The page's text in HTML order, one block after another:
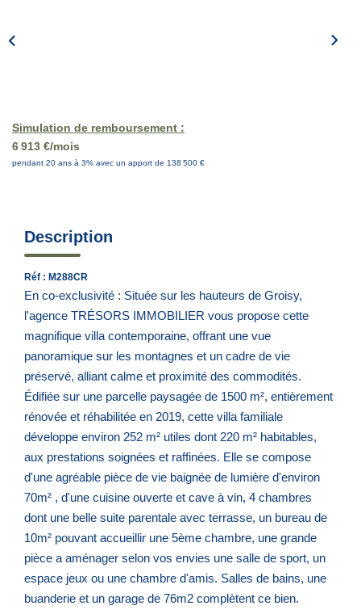
Simulation de remboursement :
6 913 €/mois
pendant 20 ans à 3% avec un apport de 138 500 €
Description
Réf : M288CR
En co-exclusivité : Située sur les hauteurs de Groisy,
l'agence TRÉSORS IMMOBILIER vous propose cette
magnifique villa contemporaine, offrant une vue
panoramique sur les montagnes et un cadre de vie
préservé, alliant calme et proximité des commodités.
Édifiée sur une parcelle paysagée de 1500 m², entièrement
rénovée et réhabilitée en 2019, cette villa familiale
développe environ 252 m² utiles dont 220 m² habitables,
aux prestations soignées et raffinées. Elle se compose
d'une agréable pièce de vie baignée de lumière d'environ
70m² , d'une cuisine ouverte et cave à vin, 4 chambres
dont une belle suite parentale avec terrasse, un bureau de
10m² pouvant accueillir une 5ème chambre, une grande
pièce a aménager selon vos envies une salle de sport, un
espace jeux ou une chambre d'amis. Salles de bains, une
buanderie et un garage de 76m2 complètent ce bien.